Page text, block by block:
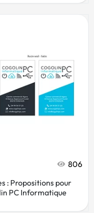
806
: Propositions pour
PC Informatique